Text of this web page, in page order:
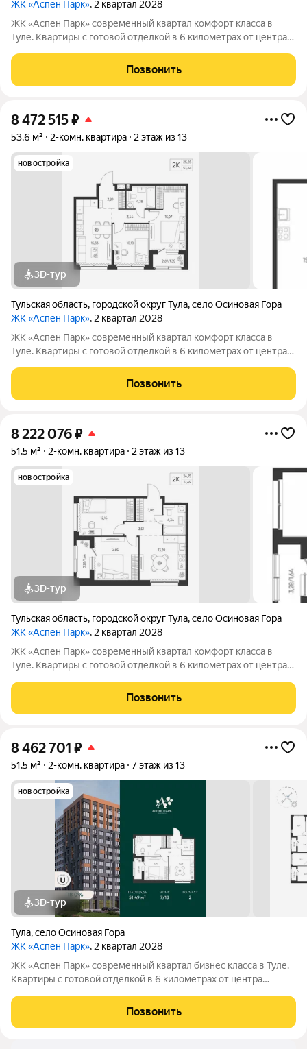
ЖК «Аспен Парк», 2 квартал 2028
ЖК «Аспен Парк» современный квартал комфорт класса в
Туле. Квартиры с готовой отделкой в 6 километрах от центра
корпуса высотой от 9 до 13 этажей. Фасады домов воплощают
образ древесной коры.
Позвонить
8 472 515₽
53,6 м² 2-комн. квартира 2 этаж из 13
новостройка
3D-тур
Тульская область, городской округ Тула,село Осиновая Гора
ЖК «Аспен Парк», 2 квартал 2028
ЖК «Аспен Парк» современный квартал комфорт класса в
Туле. Квартиры с готовой отделкой в 6 километрах от центра
корпуса высотой от 9 до 13 этажей. Фасады домов воплощают
образ древесной коры.
Позвонить
8 222 076₽
51,5 м² 2-комн. квартира 2 этаж из 13
новостройка
3D-тур
Тульская область, городской округ Тула,село Осиновая Гора
ЖК «Аспен Парк», 2 квартал 2028
ЖК «Аспен Парк» современный квартал комфорт класса в
Туле. Квартиры с готовой отделкой в 6 километрах от центра
корпуса высотой от 9 до 13 этажей. Фасады домов воплощают
образ древесной коры.
Позвонить
8 462 701 ₽
51,5 м² 2-комн. квартира 7 этаж из 13
новостройка
3D-тур
Тула,село Осиновая Гора
ЖК «Аспен Парк», 2 квартал 2028
ЖК «Аспен Парк» современный квартал бизнес класса в Туле.
Квартиры с готовой отделкой в 6 километрах от центра
корпуса высотой от 9 до 13 этажей. Фасады домов воплощают
образ древесной коры.
Позвонить